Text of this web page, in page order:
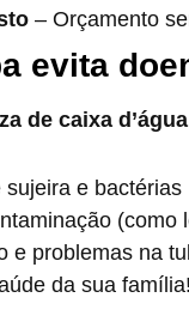
– Orçamento
evita
de caixa
sujeira e bactérias
(como
e problemas na
da sua família!